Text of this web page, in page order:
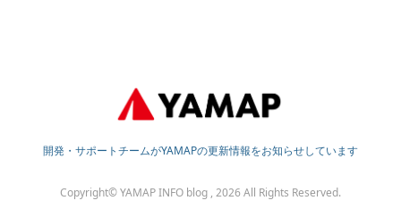
開発・サポートチームがYAMAPの更新情報をお知らせしています
Copyright© YAMAP INFO blog , 2026 All Rights Reserved.